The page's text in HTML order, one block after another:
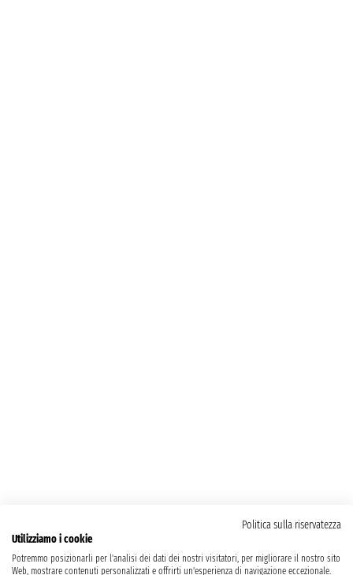
Politica sulla riservatezza
Utilizziamo i cookie
Potremmo posizionarli per l'analisi dei dati dei nostri visitatori, per migliorare il nostro sito
Web, mostrare contenuti personalizzati e offrirti un'esperienza di navigazione eccezionale.